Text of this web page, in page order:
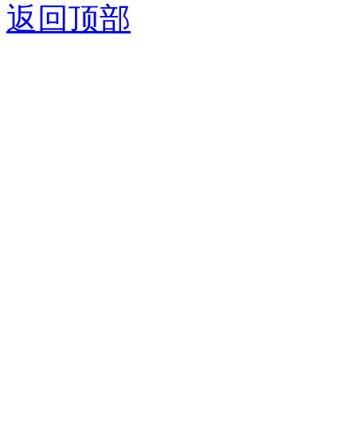
返回顶部